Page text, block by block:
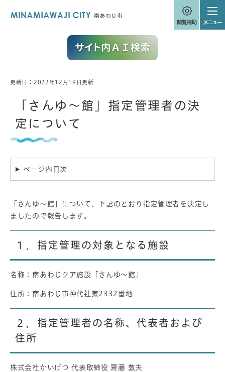
本
更新日：2022年12月19日更新
「さんゆ～館」指定管理者の決
定について
ページ内目次
「さんゆ～館」について、下記のとおり指定管理者を決定し
ましたので報告します。
１．指定管理の対象となる施設
名称：南あわじクア施設「さんゆ～館」
住所：南あわじ市神代社家2332番地
２．指定管理者の名称、代表者および
住所
株式会社かいげつ 代表取締役 齋藤 敦夫